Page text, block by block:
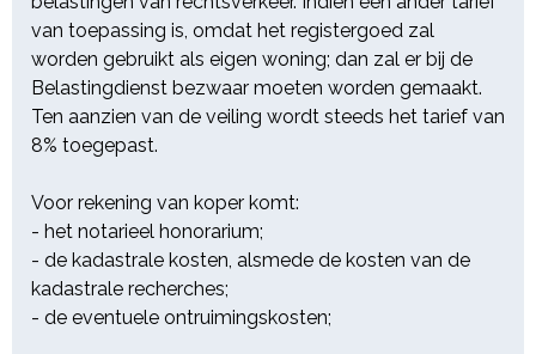
biedingen via het internetplatform
van de besloten vennootschap
met beperkte aansprakelijkheid:
Openbare Verkoop
Exploitatiemaatschappij (Ovex)
Openbareverkoop.nl, statutair
gevestigd te Amersfoort,
kantoorhoudende te 3826 JB
Amersfoort, Taunus 23,
ingeschreven in het handelsregister
van toepassing is, omdat het registergoed zal
worden gebruikt als eigen woning; dan zal er bij de
Belastingdienst bezwaar moeten worden gemaakt.
Ten aanzien van de veiling wordt steeds het tarief van
8% toegepast.
Voor rekening van koper komt:
- het notarieel honorarium;
- de kadastrale kosten, alsmede de kosten van de
kadastrale recherches;
- de eventuele ontruimingskosten;